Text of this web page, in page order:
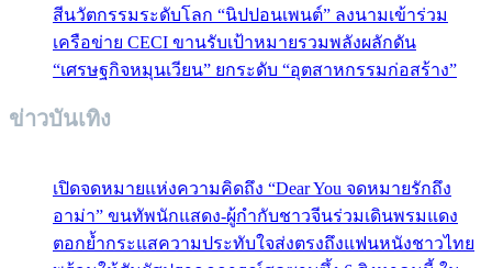
สีนวัตกรรมระดับโลก “นิปปอนเพนต์” ลงนามเข้าร่วม
เครือข่าย CECI ขานรับเป้าหมายรวมพลังผลักดัน
“เศรษฐกิจหมุนเวียน” ยกระดับ “อุตสาหกรรมก่อสร้าง”
ข่าวบันเทิง
เปิดจดหมายแห่งความคิดถึง “Dear You จดหมายรักถึง
อาม่า” ขนทัพนักแสดง-ผู้กำกับชาวจีนร่วมเดินพรมแดง
ตอกย้ำกระแสความประทับใจส่งตรงถึงแฟนหนังชาวไทย